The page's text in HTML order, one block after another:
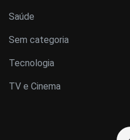
Saúde
Sem categoria
Tecnologia
TV e Cinema